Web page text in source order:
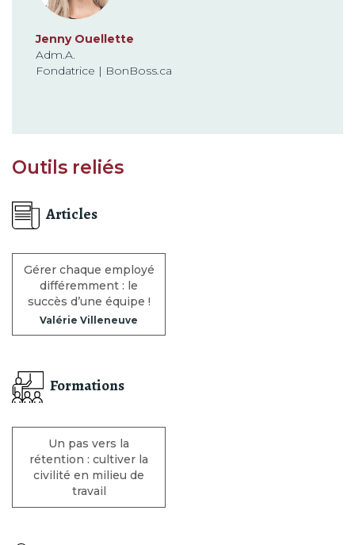
Jenny Ouellette
Adm.A.
Fondatrice | BonBoss.ca
Outils reliés
Articles
Gérer chaque employé
différemment : le
succès d’une équipe !
Valérie Villeneuve
Formations
Un pas vers la
rétention : cultiver la
civilité en milieu de
travail